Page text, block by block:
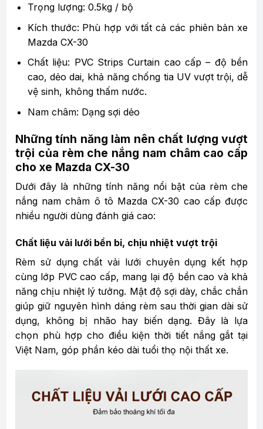
Trọng lượng: 0.5kg / bộ
Kích thước: Phù hợp với tất cả các phiên bản xe
Mazda CX-30
Chất liệu: PVC Strips Curtain cao cấp – độ bền
cao, dẻo dai, khả năng chống tia UV vượt trội, dễ
vệ sinh, không thấm nước.
Nam châm: Dạng sợi dẻo
Những tính năng làm nên chất lượng vượt
trội của rèm che nắng nam châm cao cấp
cho xe Mazda CX-30
Dưới đây là những tính năng nổi bật của rèm che
nắng nam châm ô tô Mazda CX-30 cao cấp được
nhiều người dùng đánh giá cao:
Chất liệu vải lưới bền bỉ, chịu nhiệt vượt trội
Rèm sử dụng chất vải lưới chuyên dụng kết hợp
cùng lớp PVC cao cấp, mang lại độ bền cao và khả
năng chịu nhiệt lý tưởng. Mật độ sợi dày, chắc chắn
giúp giữ nguyên hình dáng rèm sau thời gian dài sử
dụng, không bị nhão hay biến dạng. Đây là lựa
chọn phù hợp cho điều kiện thời tiết nắng gắt tại
Việt Nam, góp phần kéo dài tuổi thọ nội thất xe.